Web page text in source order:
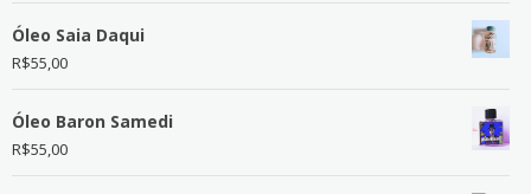
Óleo Saia Daqui
R$55,00
Óleo Baron Samedi
R$55,00